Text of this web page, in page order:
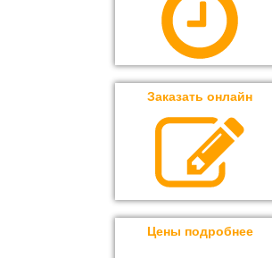
Заказать онлайн
Цены подробнее